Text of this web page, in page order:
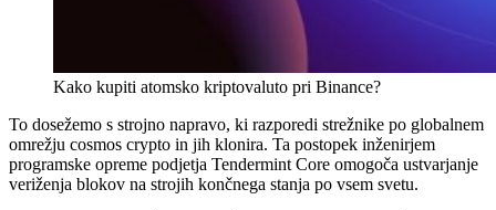
Kako kupiti atomsko kriptovaluto pri Binance?
To dosežemo s strojno napravo, ki razporedi strežnike po globalnem
omrežju cosmos crypto in jih klonira. Ta postopek inženirjem
programske opreme podjetja Tendermint Core omogoča ustvarjanje
veriženja blokov na strojih končnega stanja po vsem svetu.